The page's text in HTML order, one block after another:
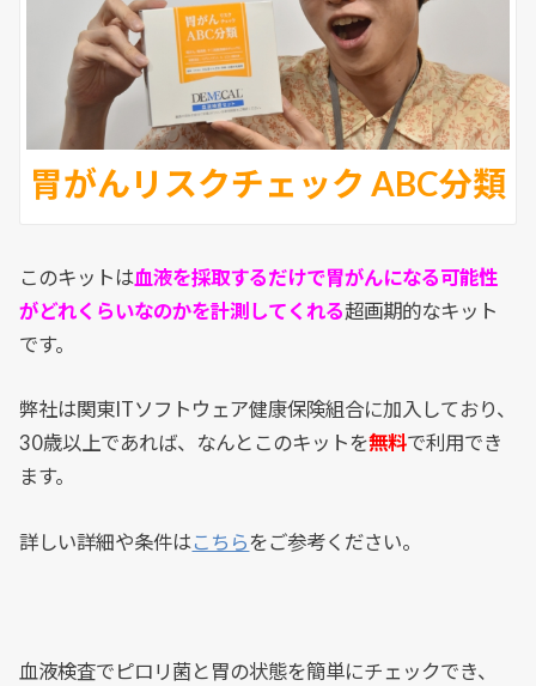
胃がんリスクチェック ABC分類
このキットは血液を採取するだけで胃がんになる可能性
がどれくらいなのかを計測してくれる超画期的なキット
です。
弊社は関東ITソフトウェア健康保険組合に加入しており、
30歳以上であれば、なんとこのキットを無料で利用でき
ます。
詳しい詳細や条件はこちらをご参考ください。
血液検査でピロリ菌と胃の状態を簡単にチェックでき、